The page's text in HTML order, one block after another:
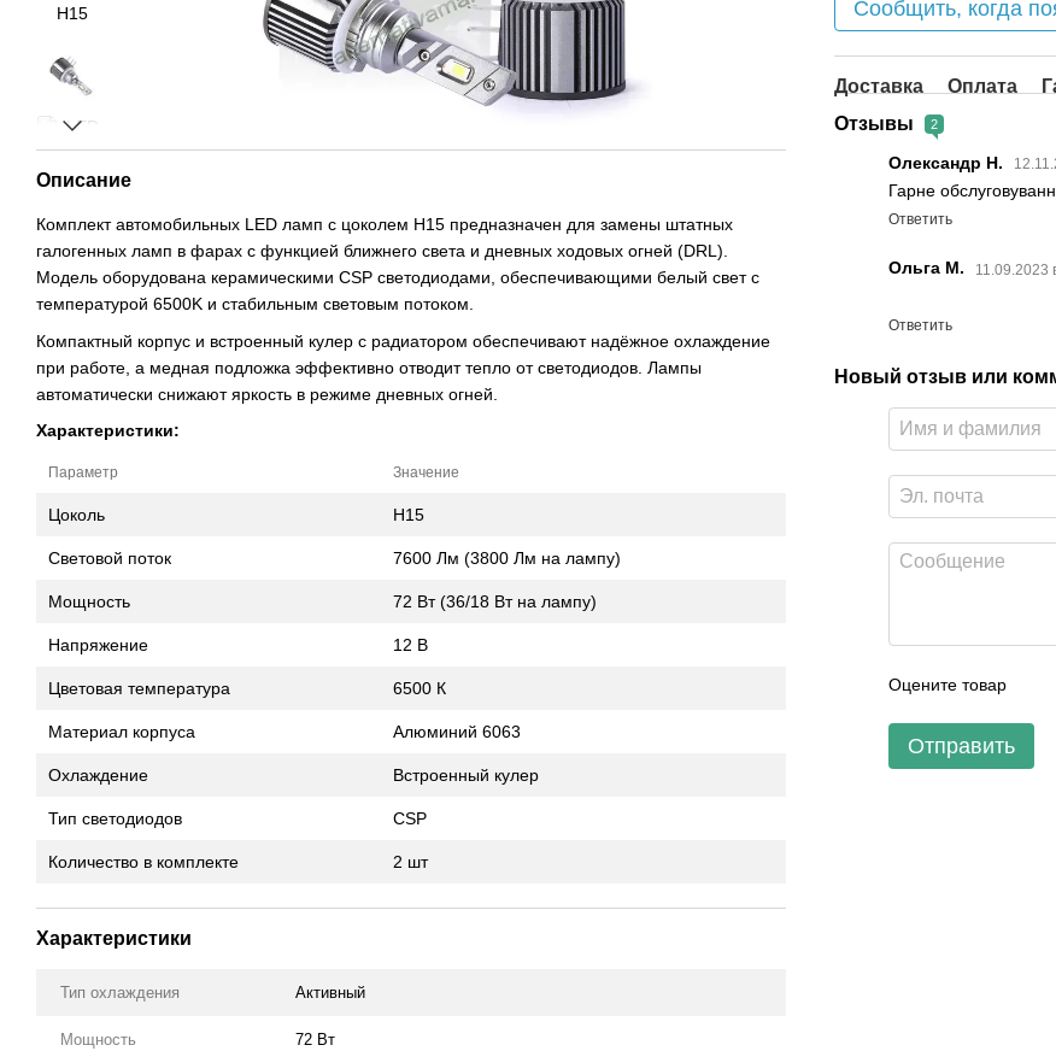
Описание
Комплект автомобильных LED ламп с цоколем H15 предназначен для замены штатных
галогенных ламп в фарах с функцией ближнего света и дневных ходовых огней (DRL).
Модель оборудована керамическими CSP светодиодами, обеспечивающими белый свет с
температурой 6500K и стабильным световым потоком.
Компактный корпус и встроенный кулер с радиатором обеспечивают надёжное охлаждение
при работе, а медная подложка эффективно отводит тепло от светодиодов. Лампы
автоматически снижают яркость в режиме дневных огней.
Характеристики:
Параметр Значение
Цоколь H15
Световой поток 7600 Лм (3800 Лм на лампу)
Мощность 72 Вт (36/18 Вт на лампу)
Напряжение 12 В
Цветовая температура 6500 К
Материал корпуса Алюминий 6063
Охлаждение Встроенный кулер
Тип светодиодов CSP
Количество в комплекте 2 шт
Характеристики
Тип охлаждения Активный
Мощность 72 Вт
Сообщить, когда
Доставка Оплата
Отзывы
2
Олександр Н.
Гарне
Ответить
Ольга М. 11.09.2023
Ответить
Новый отзыв или
Оцените товар
Отправить